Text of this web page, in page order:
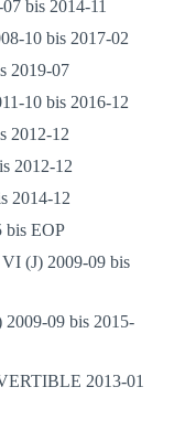
bis 2014-11
10 bis 2017-02
2019-07
10 bis 2016-12
2012-12
2012-12
2014-12
bis EOP
(J) 2009-09 bis
09 bis 2015-
2013-01